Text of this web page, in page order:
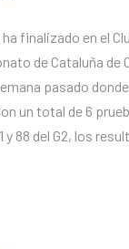
finalizado en el
de Cataluña de
pasado
un total de 6
y 88 del G2, los